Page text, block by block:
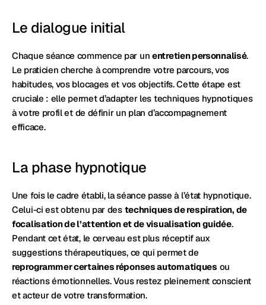
Le dialogue initial
Chaque séance commence par un entretien personnalisé.
Le praticien cherche à comprendre votre parcours, vos
habitudes, vos blocages et vos objectifs. Cette étape est
cruciale : elle permet d’adapter les techniques hypnotiques
à votre profil et de définir un plan d’accompagnement
efficace.
La phase hypnotique
Une fois le cadre établi, la séance passe à l’état hypnotique.
Celui-ci est obtenu par des techniques de respiration, de
focalisation de l’attention et de visualisation guidée.
Pendant cet état, le cerveau est plus réceptif aux
reprogrammer certaines réponses automatiques ou
réactions émotionnelles. Vous restez pleinement conscient
et acteur de votre transformation.